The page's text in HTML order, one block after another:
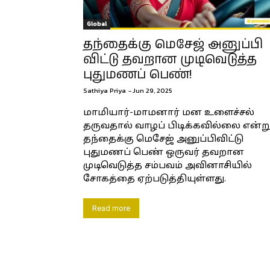
Global
தந்தைக்கு மெசேஜ் அனுப்பி
விட்டு தவறான முடிவெடுத்த
புதுமணப் பெண்!
Sathiya Priya -Jun 29, 2025
மாமியார்-மாமனார் மன உளைச்சல்
தருவதால் வாழப் பிடிக்கவில்லை
தந்தைக்கு மெசேஜ் அனுப்பிவிட்டு
புதுமணப் பெண் ஒருவர் தவறான
முடிவெடுத்த சம்பவம் அவினாசியில்
சோகத்தை ஏற்படுத்தியுள்ளது.
Read more